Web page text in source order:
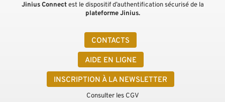
CONTACTS
AIDE EN LIGNE
INSCRIPTION À LA NEWSLETTER
Jinius Connectest le dispositif d’authentification sécurisé de la
plateforme Jinius.
Consulter les CGV